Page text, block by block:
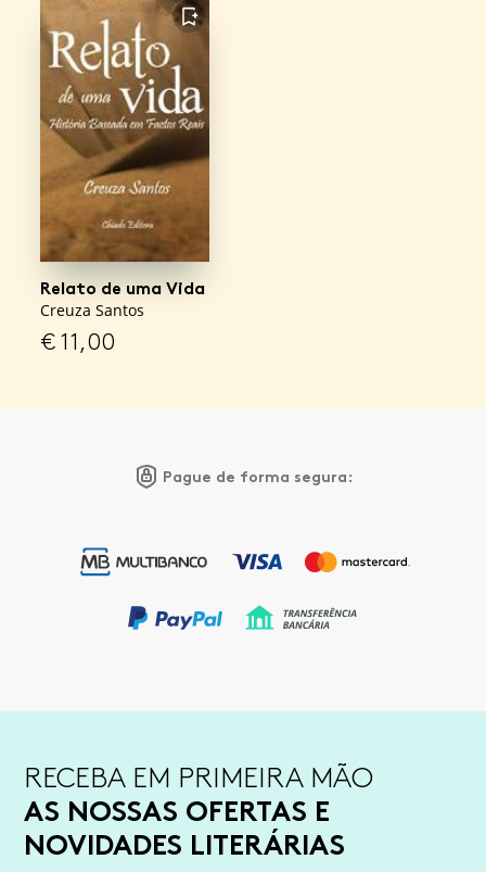
FAVORITO
Relato de uma Vida
Creuza Santos
€11,00
Pague de forma segura:
RECEBA EM PRIMEIRA MÃO
AS NOSSAS OFERTAS E
NOVIDADES LITERÁRIAS